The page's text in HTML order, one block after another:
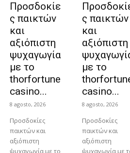
Προσδοκίε
ς παικτών
και
αξιόπιστη
ψυχαγωγία
με το
thorfortune
casino...
8 agosto, 2026
Προσδοκίες
παικτών και
αξιόπιστη
ψυχαγωγία με το
ς παικτών
και
αξιόπιστη
με το
casino...
8 agosto, 2026
Προσδοκίες
παικτών και
αξιόπιστη
ψυχαγωγία με